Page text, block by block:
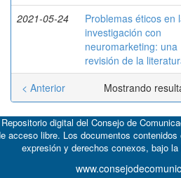
2021-05-24
Problemas éticos en
investigación con
neuromarketing: una
revisión de la
Mostrando
< Anterior
digital del Consejo de
acceso libre. Los documentos
expresión y derechos conexos, bajo